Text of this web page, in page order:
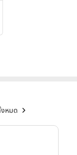
หมด